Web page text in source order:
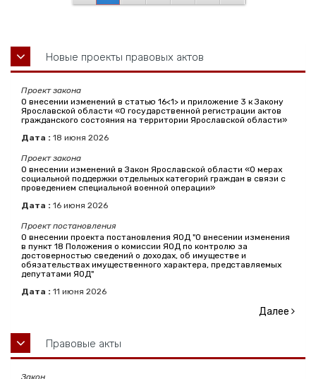
Новые проекты правовых актов
Проект закона
О внесении изменений в статью 16<1> и приложение 3 к Закону
Ярославской области «О государственной регистрации актов
гражданского состояния на территории Ярославской области»
Дата : 18 июня 2026
Проект закона
О внесении изменений в Закон Ярославской области «О мерах
социальной поддержки отдельных категорий граждан в связи с
проведением специальной военной операции»
Дата : 16 июня 2026
Проект постановления
О внесении проекта постановления ЯОД "О внесении изменения
в пункт 18 Положения о комиссии ЯОД по контролю за
достоверностью сведений о доходах, об имуществе и
обязательствах имущественного характера, представляемых
депутатами ЯОД"
Дата : 11 июня 2026
Далее
Правовые акты
Закон